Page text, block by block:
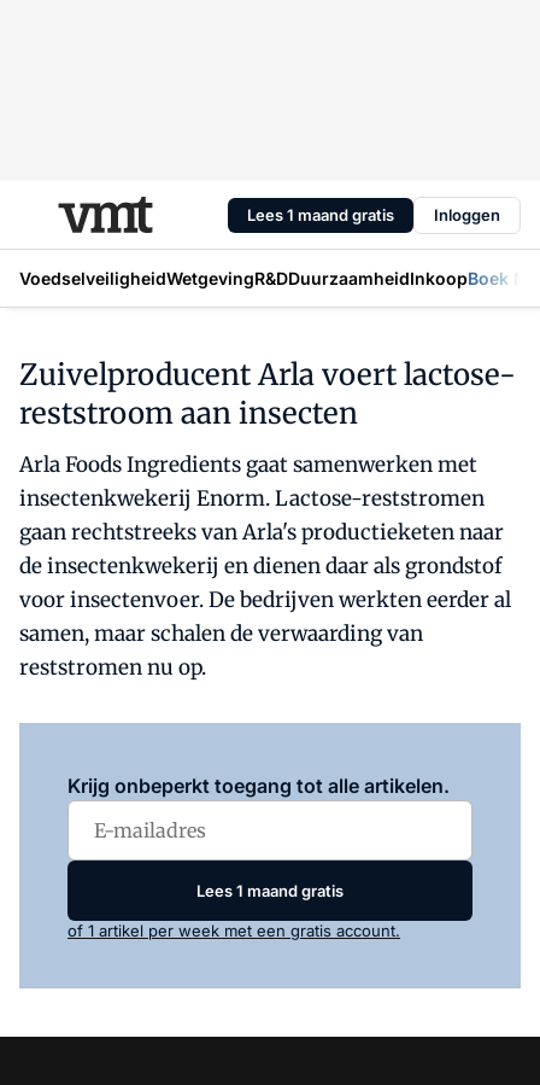
Lees 1 maand gratis Inloggen
VoedselveiligheidWetgevingR&DDuurzaamheidInkoopBoek
Zuivelproducent Arla voert lactose-
reststroom aan insecten
Arla Foods Ingredients gaat samenwerken met
insectenkwekerij Enorm. Lactose-reststromen
gaan rechtstreeks van Arla's productieketen naar
de insectenkwekerij en dienen daar als grondstof
voor insectenvoer. De bedrijven werkten eerder al
samen, maar schalen de verwaarding van
reststromen nu op.
Krijg onbeperkt toegang tot alle artikelen.
Lees 1 maand gratis
of 1 artikel per week met een gratis account.